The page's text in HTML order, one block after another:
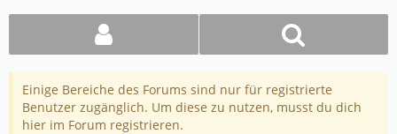
Einige Bereiche des Forums sind nur für registrierte
Benutzer zugänglich. Um diese zu nutzen, musst du dich
hier im Forum registrieren.